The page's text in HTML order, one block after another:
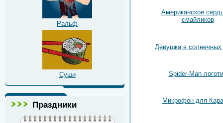
Ральф
Суши
Праздники
Американское
смайликов
Девушка в солнечных
Spider-Man
Микрофон для